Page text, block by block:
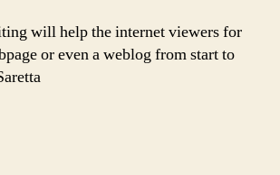
will help the internet viewers for
or even a weblog from start to